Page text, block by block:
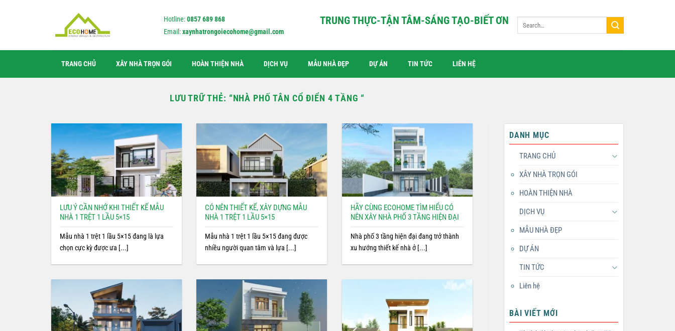
Hotline:0857 689 868
Email:xaynhatrongoiecohome@gmail.com
TRUNG THỰC-TẬN TÂM-SÁNG TẠO-BIẾT ƠN
TRANG CHỦ XÂY NHÀ TRỌN GÓI HOÀN THIỆN NHÀ DỊCH VỤ MẪU NHÀ ĐẸP DỰ ÁN TIN TỨC LIÊN HỆ
LƯU TRỮ THẺ: “NHÀ PHỐ TÂN CỔ ĐIỂN 4 TẦNG “
LƯU Ý CẦN NHỚ KHI THIẾT KẾ MẪU
NHÀ 1 TRỆT 1 LẦU 5×15
Mẫu nhà 1 trệt 1 lầu 5×15 đang là lựa
chọn cực kỳ được ưa [...]
CÓ NÊN THIẾT KẾ, XÂY DỰNG MẪU
NHÀ 1 TRỆT 1 LẦU 5×15
Mẫu nhà 1 trệt 1 lầu 5×15 đang được
nhiều người quan tâm và lựa [...]
HÃY CÙNG ECOHOME TÌM HIỂU CÓ
NÊN XÂY NHÀ PHỐ 3 TẦNG HIỆN ĐẠI
Nhà phố 3 tầng hiện đại đang trở thành
xu hướng thiết kế nhà ở [...]
DANH MỤC
TRANG CHỦ
XÂY NHÀ TRỌN GÓI
HOÀN THIỆN NHÀ
DỊCH VỤ
MẪU NHÀ ĐẸP
DỰ ÁN
TIN TỨC
Liên hệ
BÀI VIẾT MỚI